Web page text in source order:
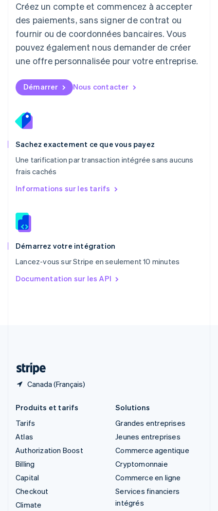
Créez un compte et commencez à accepter
des paiements, sans signer de contrat ou
fournir ou de coordonnées bancaires. Vous
pouvez également nous demander de créer
une offre personnalisée pour votre entreprise.
Démarrer Nous contacter
Sachez exactement ce que vous payez
Une tarification par transaction intégrée sans aucuns
frais cachés
Informations sur les tarifs
Démarrez votre intégration
Lancez-vous sur Stripe en seulement 10 minutes
Documentation sur les API
Canada (Français)
Français DeutschEnglish
Malaisie
English 简体中文
Malte
English
Mexique
EspañolEnglish
English
Nouvelle-Zélande
Pays-Bas
Nederlands
English
PortuguêsEnglish
RAS de Hong Kong, Chine
English
Roumanie
Royaume-Uni
English
English简体中文
English
Produits et tarifs
Tarifs
Atlas
Authorization Boost
Billing
Capital
Checkout
Climate
Solutions
Grandes entreprises
Jeunes entreprises
Commerce agentique
Cryptomonnaie
Commerce en ligne
Services financiers
intégrés